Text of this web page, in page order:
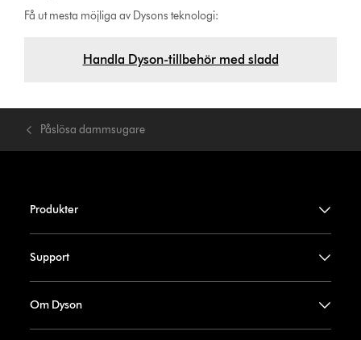
Få ut mesta möjliga av Dysons teknologi:
Handla Dyson-tillbehör med sladd
Påslösa dammsugare
Produkter
Support
Om Dyson